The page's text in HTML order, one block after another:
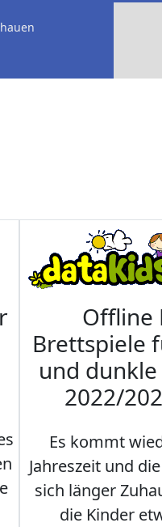
Offline
Brettspiele
und
2022/
Es kommt
Jahreszeit und
sich länger
die Kinder